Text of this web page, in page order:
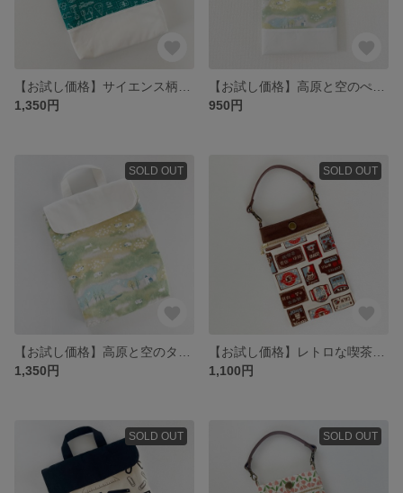
1,350円
950円
SOLD OUT
1,350円
SOLD OUT
1,100円
SOLD OUT SOLD OUT